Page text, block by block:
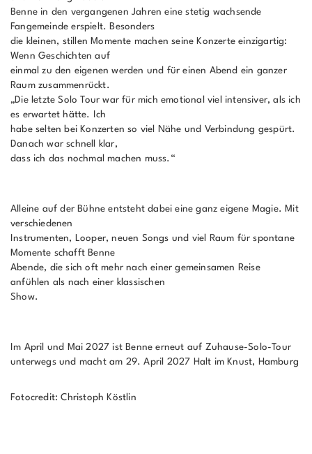
Benne in den vergangenen Jahren eine stetig wachsende
Fangemeinde erspielt. Besonders
die kleinen, stillen Momente machen seine Konzerte einzigartig:
Wenn Geschichten auf
einmal zu den eigenen werden und für einen Abend ein ganzer
Raum zusammenrückt.
„Die letzte Solo Tour war für mich emotional viel intensiver, als ich
es erwartet hätte. Ich
habe selten bei Konzerten so viel Nähe und Verbindung gespürt.
Danach war schnell klar,
dass ich das nochmal machen muss.“
Alleine auf der Bühne entsteht dabei eine ganz eigene Magie. Mit
verschiedenen
Instrumenten, Looper, neuen Songs und viel Raum für spontane
Momente schafft Benne
Abende, die sich oft mehr nach einer gemeinsamen Reise
anfühlen als nach einer klassischen
Show.
Im April und Mai 2027 ist Benne erneut auf Zuhause-Solo-Tour
unterwegs und macht am 29. April 2027 Halt im Knust, Hamburg
Fotocredit: Christoph Köstlin